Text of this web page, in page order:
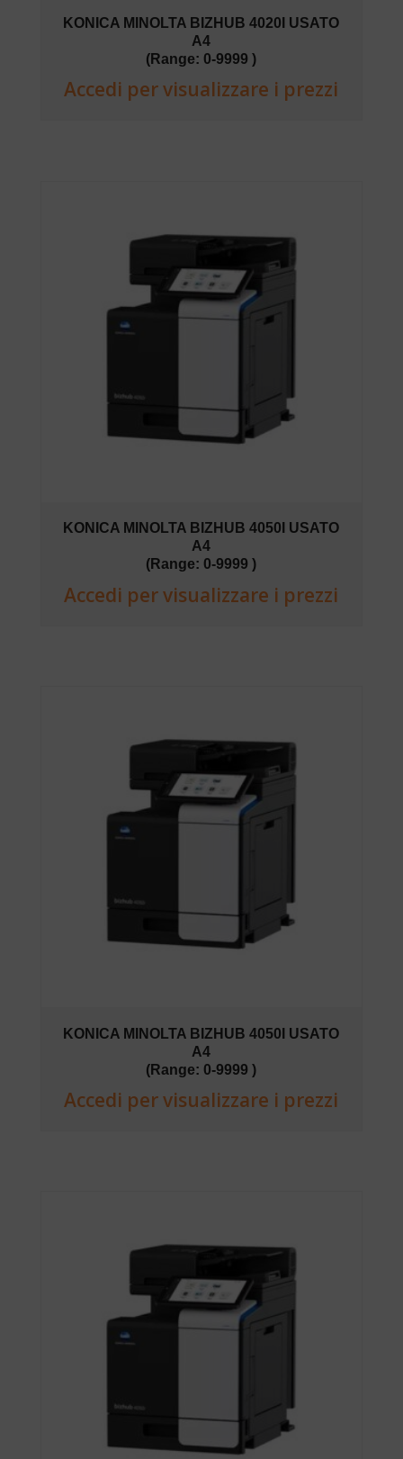
KONICA MINOLTA BIZHUB 4020I USATO
A4
(Range: 0-9999 )
Accedi per visualizzare i prezzi
KONICA MINOLTA BIZHUB 4050I USATO
A4
(Range: 0-9999 )
Accedi per visualizzare i prezzi
KONICA MINOLTA BIZHUB 4050I USATO
A4
(Range: 0-9999 )
Accedi per visualizzare i prezzi